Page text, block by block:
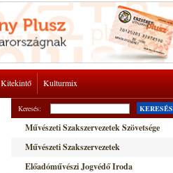
Kitekintő Kulturmix
Keresés: KERESÉS
Művészeti Szakszervezetek Szövetsége
Művészeti Szakszervezetek
Előadóművészi Jogvédő Iroda